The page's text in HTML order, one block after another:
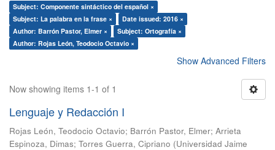
Subject: Componente sintáctico del español ×
Subject: La palabra en la frase ×
Date issued: 2016 ×
Author: Barrón Pastor, Elmer ×
Subject: Ortografía ×
Author: Rojas León, Teodocio Octavio ×
Show Advanced Filters
Now showing items 1-1 of 1
Lenguaje y Redacción I
Rojas León, Teodocio Octavio; Barrón Pastor, Elmer; Arrieta
Espinoza, Dimas; Torres Guerra, Cipriano (Universidad Jaime